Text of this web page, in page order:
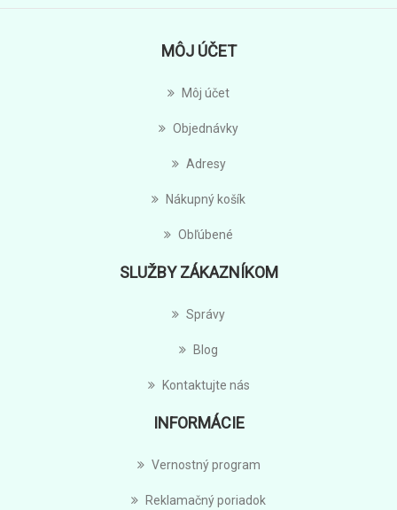
MÔJ ÚČET
Môj účet
Objednávky
Adresy
Nákupný košík
Obľúbené
SLUŽBY ZÁKAZNÍKOM
Správy
Blog
Kontaktujte nás
INFORMÁCIE
Vernostný program
Reklamačný poriadok